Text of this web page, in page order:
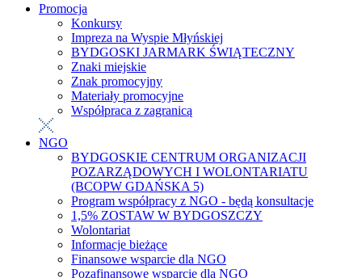
Promocja
Konkursy
Impreza na Wyspie Młyńskiej
BYDGOSKI JARMARK ŚWIĄTECZNY
Znaki miejskie
Znak promocyjny
Materiały promocyjne
Współpraca z zagranicą
NGO
BYDGOSKIE CENTRUM ORGANIZACJI
POZARZĄDOWYCH I WOLONTARIATU
(BCOPW GDAŃSKA 5)
Program współpracy z NGO - będą konsultacje
1,5% ZOSTAW W BYDGOSZCZY
Wolontariat
Informacje bieżące
Finansowe wsparcie dla NGO
Pozafinansowe wsparcie dla NGO